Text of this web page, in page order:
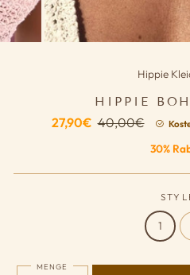
Hippie
HIPPIE
27,90€ Normaler
40,00€
30%
1
MENGE